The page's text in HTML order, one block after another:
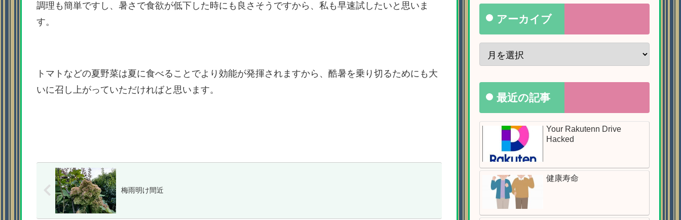
調理も簡単ですし、暑さで食欲が低下した時にも良さそうですから、私も早速試したいと思いま
す。
トマトなどの夏野菜は夏に食べることでより効能が発揮されますから、酷暑を乗り切るためにも大
いに召し上がっていただければと思います。
梅雨明け間近
アーカイブ
最近の記事
Your Rakutenn Drive
Hacked
健康寿命